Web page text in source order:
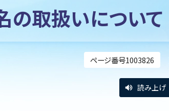
の取扱いについて
ページ番号1003826
読み上げ